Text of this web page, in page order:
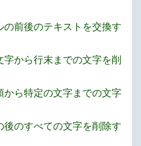
の前後のテキストを交換す
字から行末までの文字を削
から特定の文字までの文字
後のすべての文字を削除す